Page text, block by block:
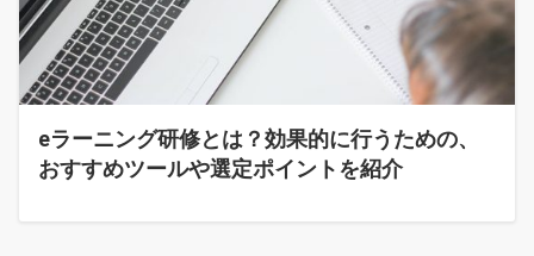
eラーニング研修とは？効果的に行うための、
おすすめツールや選定ポイントを紹介